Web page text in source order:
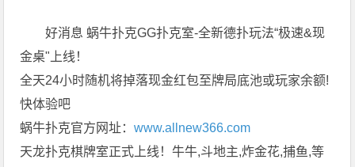
好消息 蜗牛扑克GG扑克室-全新德扑玩法“极速&现
金桌"上线！
全天24小时随机将掉落现金红包至牌局底池或玩家余额!
快体验吧
蜗牛扑克官方网址：www.allnew366.com
天龙扑克棋牌室正式上线！牛牛,斗地主,炸金花,捕鱼,等